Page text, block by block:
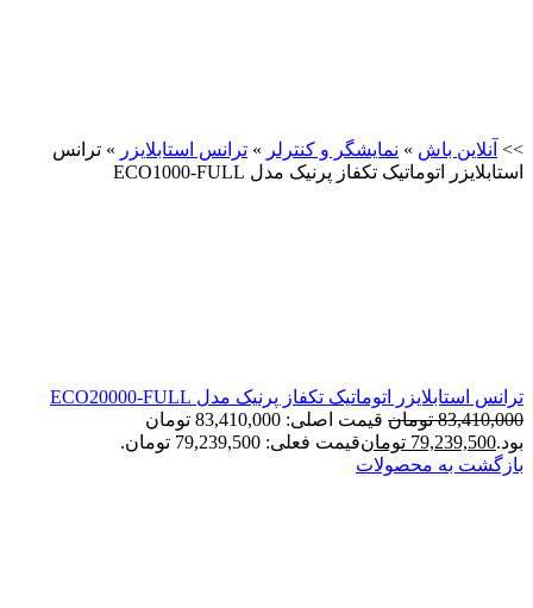
>> آنلاین باش » نمایشگر و کنترلر » ترانس استابلایزر » ترانس
استابلایزر اتوماتیک تکفاز پرنیک مدل ECO1000-FULL
ترانس استابلایزر اتوماتیک تکفاز پرنیک مدل ECO20000-FULL
83,410,000 تومان
قیمت اصلی: 83,410,000 تومان
بود.79,239,500 تومانقیمت فعلی: 79,239,500 تومان.
بازگشت به محصولات